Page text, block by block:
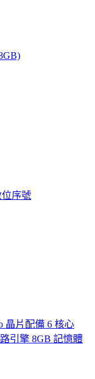
位序號
晶片配備 6 核心
引擎 8GB 記憶體